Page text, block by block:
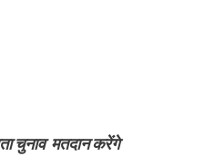
चुनाव मतदान करेंगे